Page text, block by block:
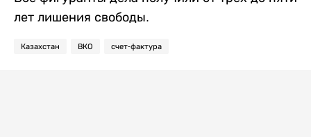
лет лишения свободы.
Казахстан ВКО счет-фактура